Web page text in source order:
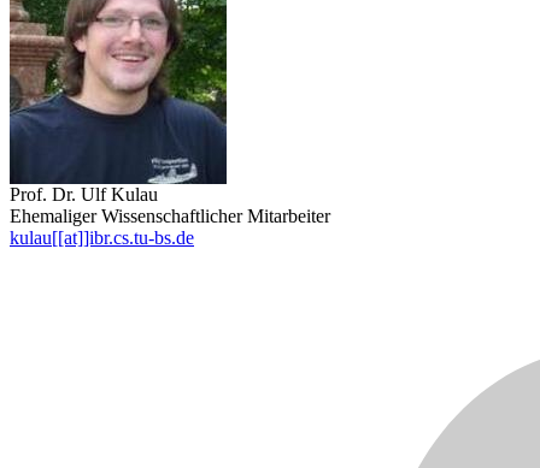
Prof. Dr. Ulf Kulau
Ehemaliger Wissenschaftlicher Mitarbeiter
kulau[[at]]ibr.cs.tu-bs.de